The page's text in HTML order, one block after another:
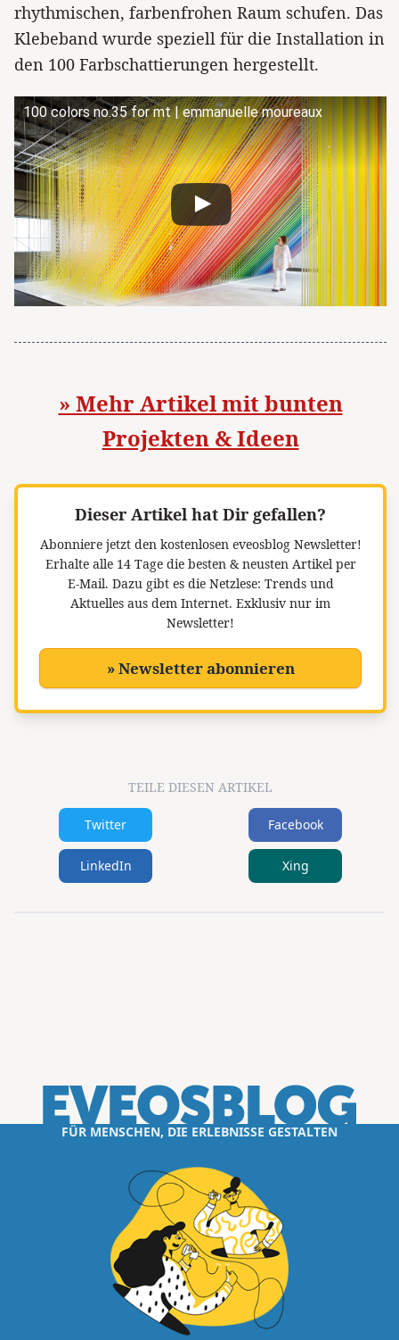
rhythmischen, farbenfrohen Raum schufen. Das
Klebeband wurde speziell für die Installation in
den 100 Farbschattierungen hergestellt.
100 colors no.35 for mt | emmanuelle moureaux
» Mehr Artikel mit bunten
Projekten & Ideen
Dieser Artikel hat Dir gefallen?
Abonniere jetzt den kostenlosen eveosblog Newsletter!
Erhalte alle 14 Tage die besten & neusten Artikel per
E-Mail. Dazu gibt es die Netzlese: Trends und
Aktuelles aus dem Internet. Exklusiv nur im
Newsletter!
» Newsletter abonnieren
TEILE DIESEN ARTIKEL
Twitter Facebook
LinkedIn Xing
FÜR MENSCHEN, DIE ERLEBNISSE GESTALTEN